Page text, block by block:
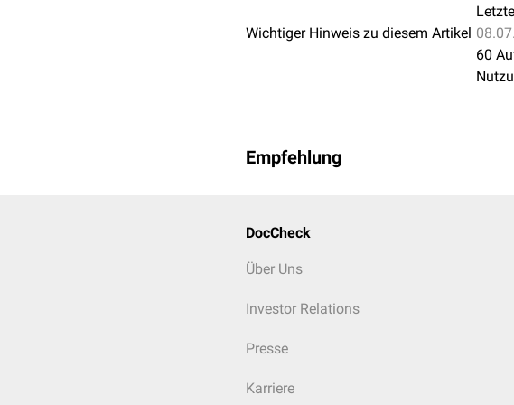
Wichtiger Hinweis zu diesem Artikel
60
Empfehlung
DocCheck
Über Uns
Investor Relations
Presse
Karriere